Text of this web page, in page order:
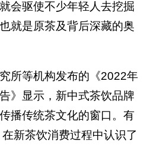
会驱使不少年轻人去挖掘
就是原茶及背后深藏的奥
所等机构发布的《2022年
》显示，新中式茶饮品牌
播传统茶文化的窗口。有
新茶饮消费过程中认识了